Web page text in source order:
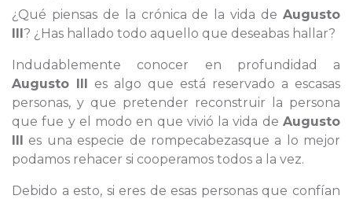
¿Qué piensas de la crónica de la vida de Augusto
III? ¿Has hallado todo aquello que deseabas hallar?
Indudablemente conocer en profundidad a
Augusto III es algo que está reservado a escasas
personas, y que pretender reconstruir la persona
que fue y el modo en que vivió la vida de Augusto
III es una especie de rompecabezasque a lo mejor
podamos rehacer si cooperamos todos a la vez.
Debido a esto, si eres de esas personas que confían